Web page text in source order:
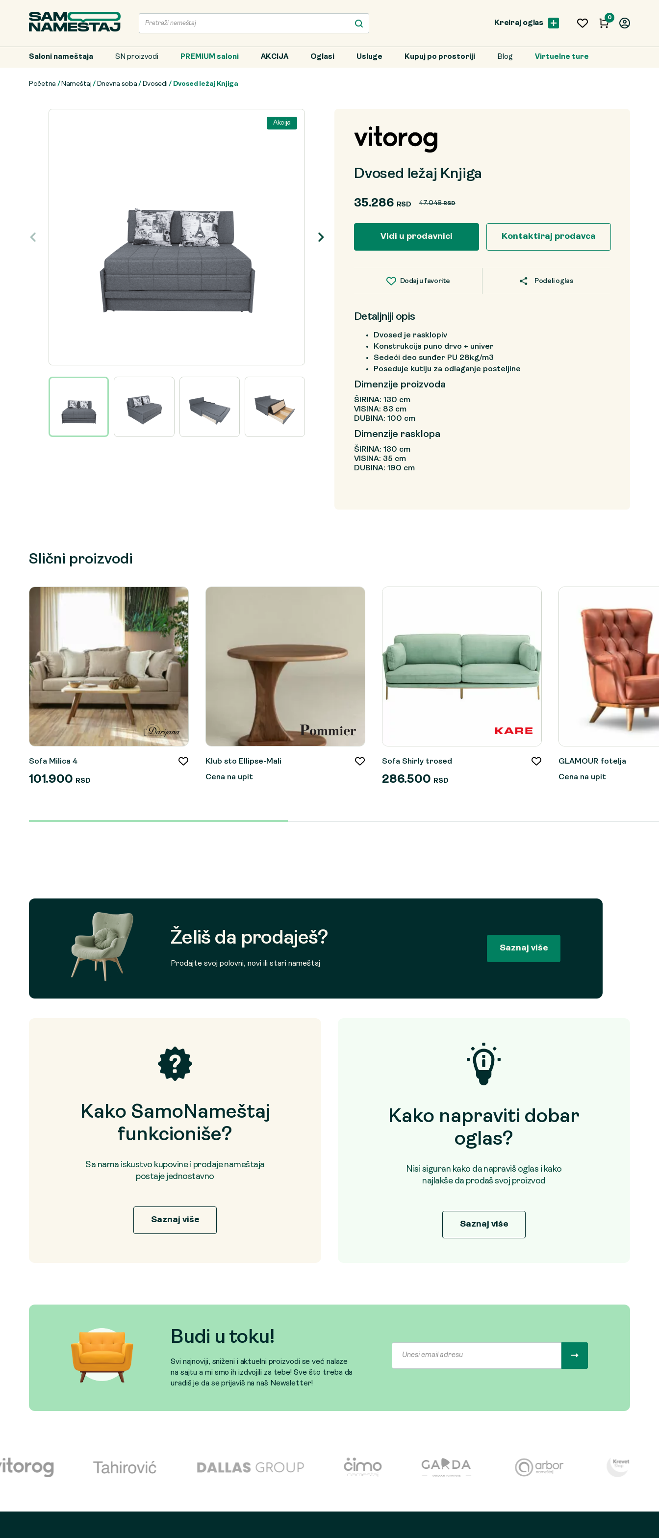
0
Kreiraj oglas
Saloni nameštaja SN proizvodi PREMIUM saloni AKCIJA Oglasi Usluge Kupuj po prostoriji Blog Virtuelne ture
Početna / Nameštaj / Dnevna soba / Dvosedi / Dvosed ležaj Knjiga
Akcija
Dodaj u favorite Podeli oglas
Dvosed ležaj Knjiga
47.048RSD
Originalna
je
35.286 RSD
Trenutna
je:
35.286 RSD.Vidi u prodavnici Kontaktiraj prodavca
Detaljniji opis
Dvosed je rasklopiv
Konstrukcija puno drvo + univer
Sedeći deo sunđer PU 28kg/m3
Poseduje kutiju za odlaganje posteljine
Dimenzije proizvoda
ŠIRINA: 130 cm
VISINA: 83 cm
DUBINA: 100 cm
Dimenzije rasklopa
ŠIRINA: 130 cm
VISINA: 35 cm
DUBINA: 190 cm
Slični proizvodi
Sofa Milica 4
101.900 RSD
Klub sto Ellipse-Mali
Cena na upit
Sofa Shirly trosed
286.500 RSD
GLAMOUR fotelja
Cena na upit
Želiš da prodaješ?
Prodajte svoj polovni, novi ili stari nameštaj
Saznaj više
Kako SamoNameštaj
funkcioniše?
Sa nama iskustvo kupovine i prodaje nameštaja
postaje jednostavno
Saznaj više
Kako napraviti dobar
oglas?
Nisi siguran kako da napraviš oglas i kako
najlakše da prodaš svoj proizvod
Saznaj više
Budi u toku!
Svi najnoviji, sniženi i aktuelni proizvodi se već nalaze
na sajtu a mi smo ih izdvojili za tebe! Sve što treba da
uradiš je da se prijaviš na naš Newsletter!